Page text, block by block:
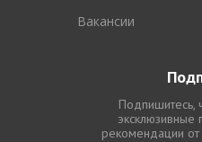
Вакансии
Подпишитесь,
рекомендации